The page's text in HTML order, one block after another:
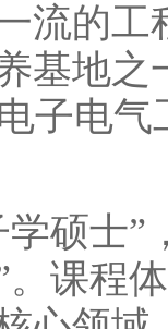
流的
基地之
子电
硕士”
课程